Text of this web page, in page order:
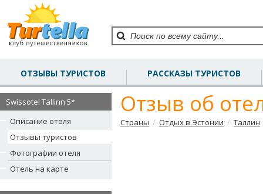
ОТЗЫВЫ ТУРИСТОВ РАССКАЗЫ ТУРИСТОВ
Swissotel Tallinn 5*
Описание отеля
Отзывы туристов
Фотографии отеля
Отель на карте
Отзыв об
Страны / Отдых в Эстонии / Таллин